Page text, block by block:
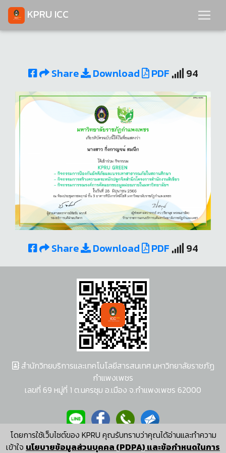
KPRU ICC
Share Download PDF 94
Share Download PDF 94
โดยการใช้เว็บไซต์ของ KPRU คุณรับทราบว่าคุณได้อ่านและทำความ
เข้าใจ นโยบายข้อมูลส่วนบุคคล (PDPA) และข้อกำหนดในการ
สำนักวิทยบริการและเทคโนโลยีสารสนเทศ มหาวิทยาลัยราชภัฏ
กำแพงเพชร
เลขที่ 69 หมู่ที่ 1 ต.นครชุม อ.เมือง จ.กำแพงเพชร 62000
ผู้พัฒนาระบบ อนุชา พวงผกา